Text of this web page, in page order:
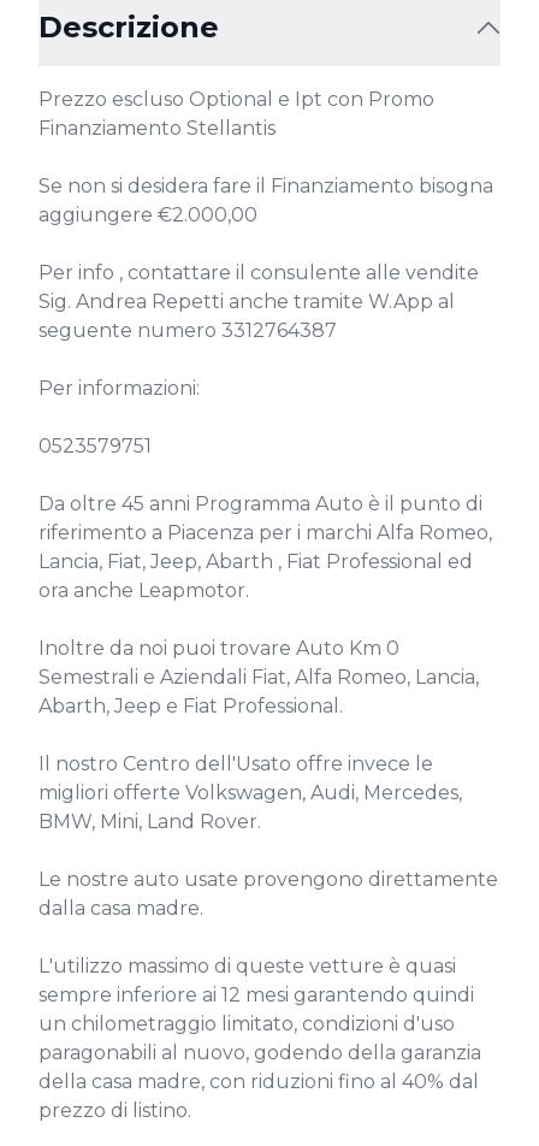
Descrizione
Prezzo escluso Optional e Ipt con Promo
Finanziamento Stellantis
Se non si desidera fare il Finanziamento bisogna
aggiungere €2.000,00
Per info , contattare il consulente alle vendite
Sig. Andrea Repetti anche tramite W.App al
seguente numero 3312764387
Per informazioni:
0523579751
Da oltre 45 anni Programma Auto è il punto di
riferimento a Piacenza per i marchi Alfa Romeo,
Lancia, Fiat, Jeep, Abarth , Fiat Professional ed
ora anche Leapmotor.
Inoltre da noi puoi trovare Auto Km 0
Semestrali e Aziendali Fiat, Alfa Romeo, Lancia,
Abarth, Jeep e Fiat Professional.
Il nostro Centro dell'Usato offre invece le
migliori offerte Volkswagen, Audi, Mercedes,
BMW, Mini, Land Rover.
Le nostre auto usate provengono direttamente
dalla casa madre.
L'utilizzo massimo di queste vetture è quasi
sempre inferiore ai 12 mesi garantendo quindi
un chilometraggio limitato, condizioni d'uso
paragonabili al nuovo, godendo della garanzia
della casa madre, con riduzioni fino al 40% dal
prezzo di listino.